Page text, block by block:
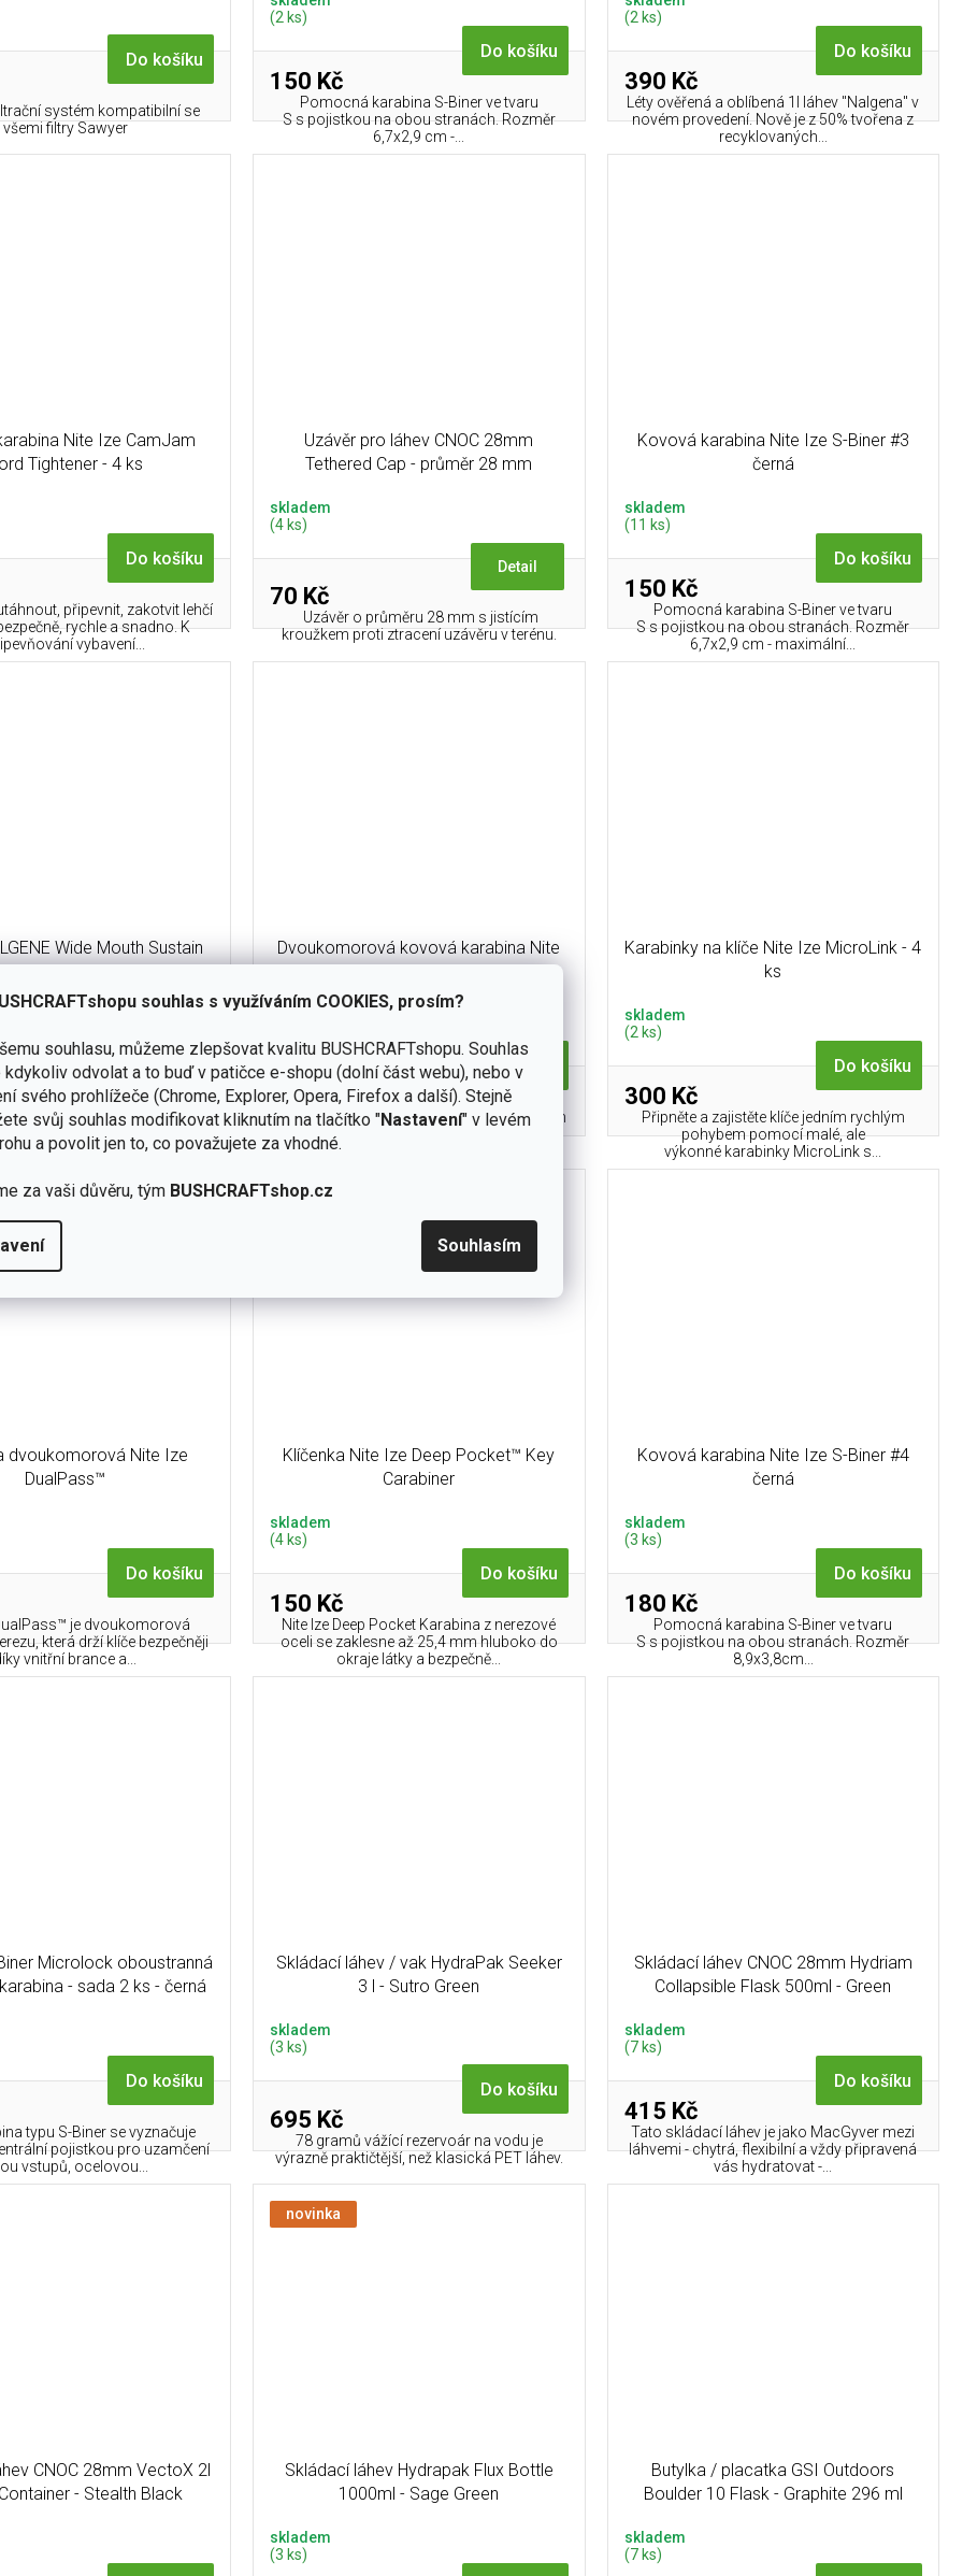
souhlas s využíváním COOKIES, prosím?
souhlasu, můžeme zlepšovat kvalitu BUSHCRAFTshopu. Souhlas
kdykoliv odvolat a to buď v patičce e-shopu (dolní část webu), nebo v
svého prohlížeče (Chrome, Explorer, Opera, Firefox a další). Stejně
svůj souhlas modifikovat kliknutím na tlačítko "Nastavení" v levém
a povolit jen to, co považujete za vhodné.
za vaši důvěru, tým BUSHCRAFTshop.cz
Souhlasím
Do košíku
systém kompatibilní se
všemi filtry Sawyer
(2 ks)
150 Kč
Do košíku
Pomocná karabina S-Biner ve tvaru
S s pojistkou na obou stranách. Rozměr
6,7x2,9 cm -...
(2 ks)
390 Kč
Do košíku
Léty ověřená a oblíbená 1l láhev "Nalgena" v
novém provedení. Nově je z 50% tvořena z
recyklovaných...
Nite Ize CamJam
Tightener - 4 ks
Do košíku
připevnit, zakotvit lehčí
rychle a snadno. K
vybavení...
Uzávěr pro láhev CNOC 28mm
Tethered Cap - průměr 28 mm
skladem
(4 ks)
70 Kč
Detail
Uzávěr o průměru 28 mm s jistícím
kroužkem proti ztracení uzávěru v terénu.
Kovová karabina Nite Ize S-Biner #3
černá
skladem
(11 ks)
150 Kč
Do košíku
Pomocná karabina S-Biner ve tvaru
S s pojistkou na obou stranách. Rozměr
6,7x2,9 cm - maximální...
Wide Mouth Sustain
- Citrus Hummingbird
Do košíku
a oblíbená 1l láhev "Nalgena" v
Je z 50% tvořena z
materiálů a...
Dvoukomorová kovová karabina Nite
Ize G-series #2 stříbrná
120 Kč
Do košíku
Tento dvoukomorový bezpečnostní systém
umožňuje jednoduše připnout karabinu na
opasek nebo batoh, bezpečně...
Karabinky na klíče Nite Ize MicroLink - 4
ks
skladem
(2 ks)
300 Kč
Do košíku
Připněte a zajistěte klíče jedním rychlým
pohybem pomocí malé, ale
výkonné karabinky MicroLink s...
dvoukomorová Nite Ize
DualPass™
Do košíku
je dvoukomorová
která drží klíče bezpečněji
vnitřní brance a...
Klíčenka Nite Ize Deep Pocket™ Key
Carabiner
skladem
(4 ks)
150 Kč
Do košíku
Nite Ize Deep Pocket Karabina z nerezové
oceli se zaklesne až 25,4 mm hluboko do
okraje látky a bezpečně...
Kovová karabina Nite Ize S-Biner #4
černá
skladem
(3 ks)
180 Kč
Do košíku
Pomocná karabina S-Biner ve tvaru
S s pojistkou na obou stranách. Rozměr
8,9x3,8cm...
Microlock oboustranná
- sada 2 ks - černá
Do košíku
typu S-Biner se vyznačuje
pojistkou pro uzamčení
vstupů, ocelovou...
Skládací láhev / vak HydraPak Seeker
3 l - Sutro Green
skladem
(3 ks)
695 Kč
Do košíku
78 gramů vážící rezervoár na vodu je
výrazně praktičtější, než klasická PET láhev.
Skládací láhev CNOC 28mm Hydriam
Collapsible Flask 500ml - Green
skladem
(7 ks)
415 Kč
Do košíku
Tato skládací láhev je jako MacGyver mezi
láhvemi - chytrá, flexibilní a vždy připravená
vás hydratovat -...
CNOC 28mm VectoX 2l
- Stealth Black
novinka
Skládací láhev Hydrapak Flux Bottle
1000ml - Sage Green
skladem
(3 ks)
Butylka / placatka GSI Outdoors
Boulder 10 Flask - Graphite 296 ml
skladem
(7 ks)